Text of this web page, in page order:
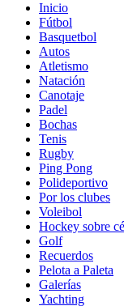
Inicio
Fútbol
Basquetbol
Autos
Atletismo
Natación
Canotaje
Padel
Bochas
Tenis
Rugby
Ping Pong
Polideportivo
Por los clubes
Voleibol
Hockey sobre
Golf
Recuerdos
Pelota a Paleta
Galerías
Yachting